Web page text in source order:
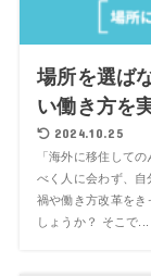
場所を選ば
い働き方を
2024.10.25
「海外に移住して
べく人に会わず、
禍や働き方改革を
しょうか？ そこで...